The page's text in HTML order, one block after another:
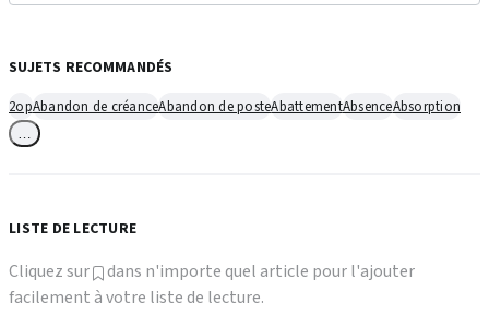
SUJETS RECOMMANDÉS
2opAbandon de créanceAbandon de posteAbattementAbsenceAbsorption
LISTE DE LECTURE
Cliquez sur
dans n'importe quel article pour l'ajouter
facilement à votre liste de lecture.